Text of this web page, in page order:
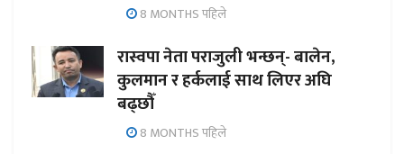
8 MONTHS पहिले
रास्वपा नेता पराजुली भन्छन्- बालेन,
कुलमान र हर्कलाई साथ लिएर अघि
बढ्छौँ
8 MONTHS पहिले